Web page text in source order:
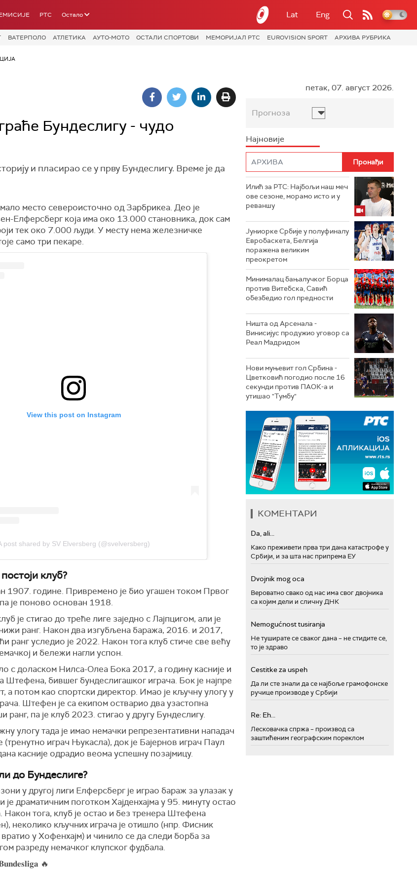
РТС Остало Lat Eng
ВАТЕРПОЛО АТЛЕТИКА АУТО-МОТО ОСТАЛИ СПОРТОВИ МЕМОРИЈАЛ РТС EUROVISION SPORT АРХИВА РУБРИКА
Бундеслигу - чудо
и пласирао се у прву Бундеслигу. Време је да
место североисточно од Зарбрикеа. Део је
Елферсберг која има око 13.000 становника, док сам
тек око 7.000 људи. У месту нема железничке
само три пекаре.
View this post on Instagram
post shared by SV Elversberg (@svelversberg)
клуб?
1907. године. Привремено је био угашен током Првог
је поново основан 1918.
је стигао до треће лиге заједно с Лајпцигом, али је
ранг. Након два изгубљена баража, 2016. и 2017,
ранг уследио је 2022. Након тога клуб стиче све већу
и бележи нагли успон.
с доласком Нилса-Олеа Бока 2017, а годину касније и
Штефена, бившег бундеслигашког играча. Бок је најпре
а потом као спортски директор. Имао је кључну улогу у
Штефен је са екипом остварио два узастопна
ранг, па је клуб 2023. стигао у другу Бундеслигу.
улогу тада је имао немачки репрезентативни нападач
играч Њукасла), док је Бајернов играч Паул
касније одрадио веома успешну позајмицу.
до Бундеслиге?
у другој лиги Елферсберг је играо бараж за улазак у
је драматичним поготком Хајденхајма у 95. минуту остао
Након тога, клуб је остао и без тренера Штефена
неколико кључних играча је отишло (нпр. Фисник
у Хофенхајм) и чинило се да следи борба за
разреду немачког клупског фудбала.
🔥
петак, 07. август 2026.
Прогноза
Најновије
Илић за РТС: Најбољи наш меч
ове сезоне, морамо исто и у
реваншу
Јуниорке Србије у полуфиналу
Евробаскета, Белгија
поражена великим
преокретом
Минималац бањалучког Борца
против Витебска, Савић
обезбедио гол предности
Ништа од Арсенала -
Винисијус продужио уговор са
Реал Мадридом
Нови муњевит гол Србина -
Цветковић погодио после 16
секунди против ПАОК-а и
утишао "Тумбу"
КОМЕНТАРИ
Da, ali...
Како преживети прва три дана катастрофе у
Србији, и за шта нас припрема ЕУ
Dvojnik mog oca
Вероватно свако од нас има свог двојника
са којим дели и сличну ДНК
Nemogućnost tusiranja
Не туширате се сваког дана – не стидите се,
то је здраво
Cestitke za uspeh
Да ли сте знали да се најбоље грамофонске
ручице производе у Србији
Re: Eh...
Лесковачка спржа – производ са
заштићеним географским пореклом